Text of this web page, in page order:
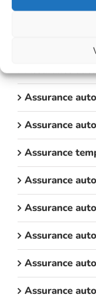
Devis assurance auto
Assurance
Assurance
Assurance
Assurance
Assurance
Assurance
Assurance
Assurance
Assurance